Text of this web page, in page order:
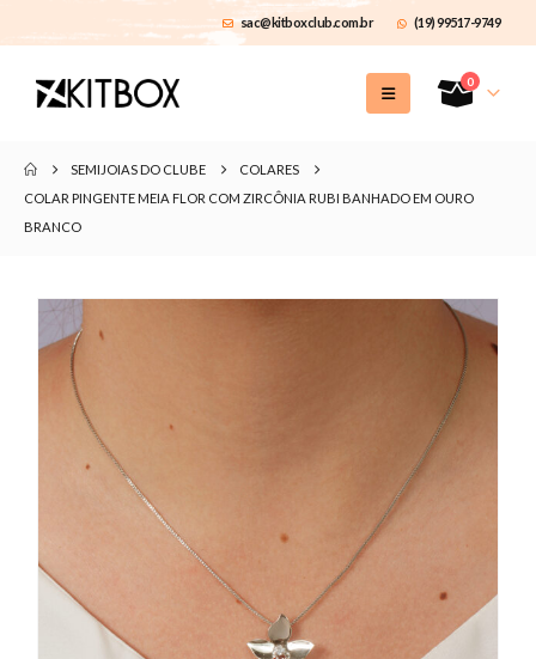
sac@kitboxclub.com.br (19) 99517-9749
0
SEMIJOIAS DO CLUBE
COLARES
COLAR PINGENTE MEIA FLOR COM ZIRCÔNIA RUBI BANHADO EM OURO
BRANCO